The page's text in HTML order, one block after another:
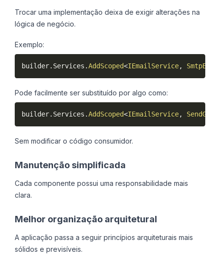
Trocar uma implementação deixa de exigir alterações na
lógica de negócio.
Exemplo:
builder. Services .AddScoped<IEmailService,
Pode facilmente ser substituído por algo como:
builder. Services .AddScoped<IEmailService,
Sem modificar o código consumidor.
Manutenção simplificada
Cada componente possui uma responsabilidade mais
clara.
Melhor organização arquitetural
A aplicação passa a seguir princípios arquiteturais mais
sólidos e previsíveis.